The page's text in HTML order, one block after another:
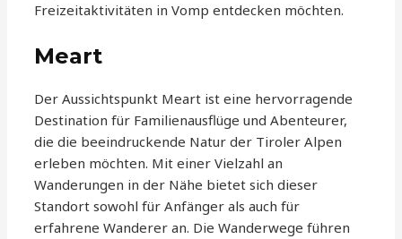
Freizeitaktivitäten in Vomp entdecken möchten.
Meart
Der Aussichtspunkt Meart ist eine hervorragende
Destination für Familienausflüge und Abenteurer,
die die beeindruckende Natur der Tiroler Alpen
erleben möchten. Mit einer Vielzahl an
Wanderungen in der Nähe bietet sich dieser
Standort sowohl für Anfänger als auch für
erfahrene Wanderer an. Die Wanderwege führen